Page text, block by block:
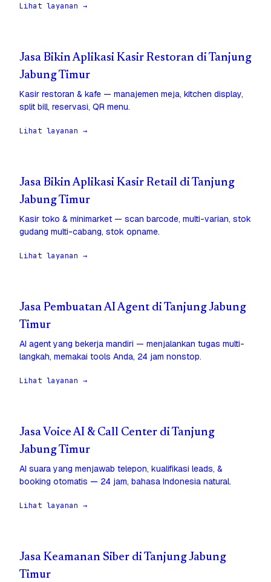
Lihat layanan →
Jasa Bikin Aplikasi Kasir Restoran di Tanjung
Jabung Timur
Kasir restoran & kafe — manajemen meja, kitchen display,
split bill, reservasi, QR menu.
Lihat layanan →
Jasa Bikin Aplikasi Kasir Retail di Tanjung
Jabung Timur
Kasir toko & minimarket — scan barcode, multi-varian, stok
gudang multi-cabang, stok opname.
Lihat layanan →
Jasa Pembuatan AI Agent di Tanjung Jabung
Timur
AI agent yang bekerja mandiri — menjalankan tugas multi-
langkah, memakai tools Anda, 24 jam nonstop.
Lihat layanan →
Jasa Voice AI & Call Center di Tanjung
Jabung Timur
AI suara yang menjawab telepon, kualifikasi leads, &
booking otomatis — 24 jam, bahasa Indonesia natural.
Lihat layanan →
Jasa Keamanan Siber di Tanjung Jabung
Timur